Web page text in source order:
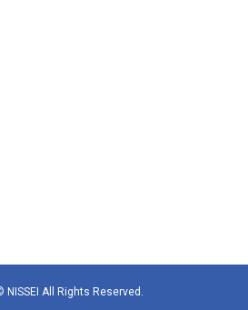
NISSEI All Rights Reserved.